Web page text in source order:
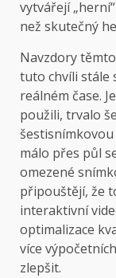
vytvářejí
než skutečný
Navzdory
tuto chvíli stále
reálném čase.
použili, trvalo
málo přes půl
omezené
připouštějí, že
interaktivní
optimalizace
více
zlepšit.